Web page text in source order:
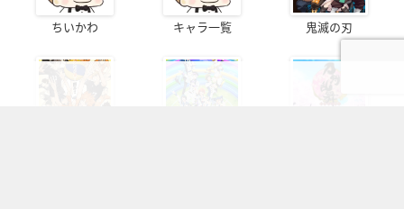
ちいかわ キャラ一覧 鬼滅の刃